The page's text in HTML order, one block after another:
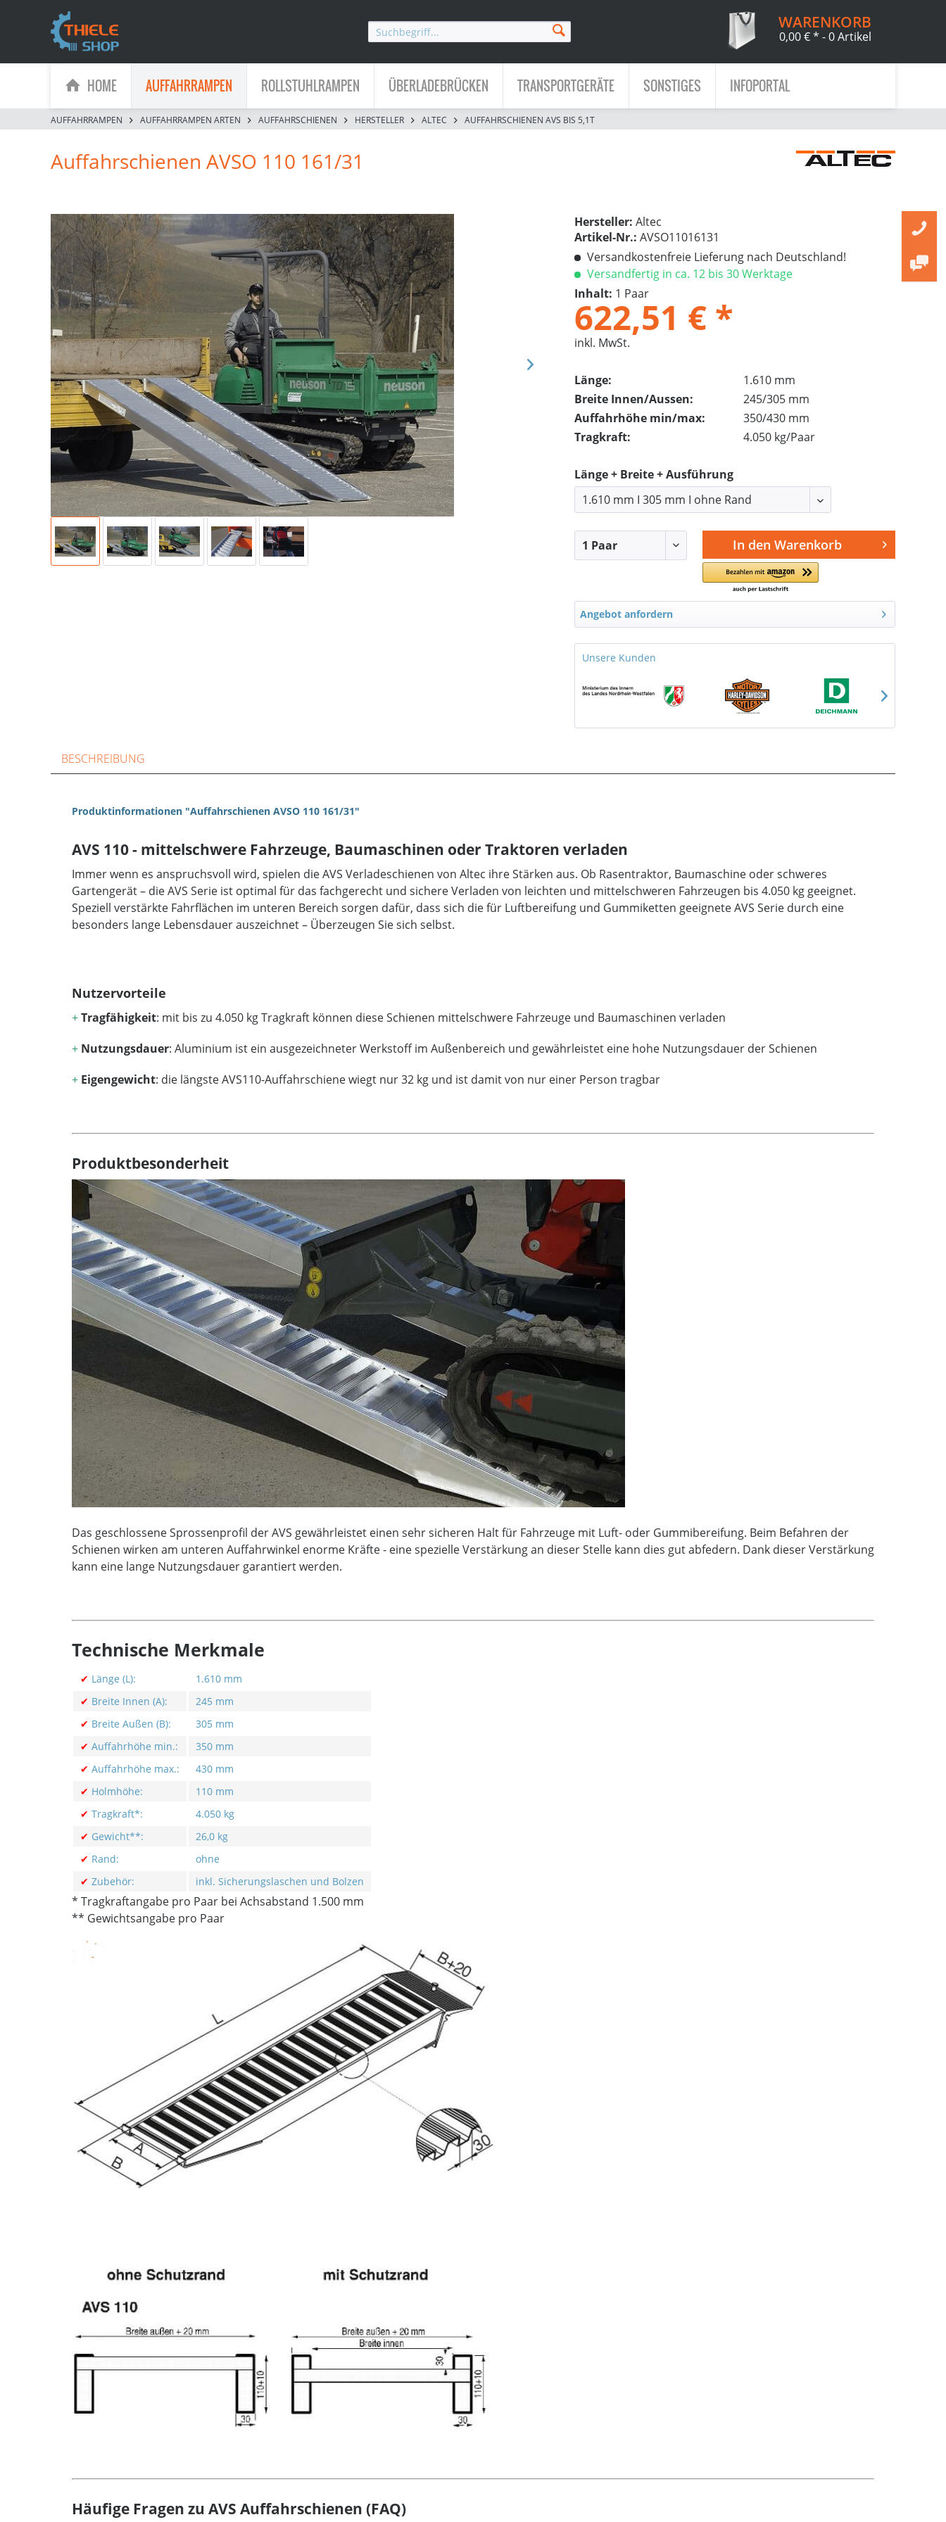
WARENKORB
0,00 € * - 0 Artikel
HOME AUFFAHRRAMPEN ROLLSTUHLRAMPEN ÜBERLADEBRÜCKEN TRANSPORTGERÄTE SONSTIGES INFOPORTAL
AUFFAHRRAMPEN AUFFAHRRAMPEN ARTEN AUFFAHRSCHIENEN HERSTELLER ALTEC AUFFAHRSCHIENEN AVS BIS 5,1T
Auffahrschienen AVSO 110 161/31
Hersteller: Altec
Artikel-Nr.: AVSO11016131
Versandkostenfreie Lieferung nach Deutschland!
Versandfertig in ca. 12 bis 30 Werktage
Inhalt: 1 Paar
622,51 € *
inkl. MwSt.
Länge:
1.610 mm
Breite Innen/Aussen:
245/305 mm
Auffahrhöhe min/max:
350/430 mm
Tragkraft:
4.050 kg/Paar
Länge + Breite + Ausführung
In den Warenkorb
Angebot anfordern
Unsere Kunden
BESCHREIBUNG
Produktinformationen "Auffahrschienen AVSO 110 161/31"
AVS 110 - mittelschwere Fahrzeuge, Baumaschinen oder Traktoren verladen
Immer wenn es anspruchsvoll wird, spielen die AVS Verladeschienen von Altec ihre Stärken aus. Ob Rasentraktor, Baumaschine oder schweres
Gartengerät – die AVS Serie ist optimal für das fachgerecht und sichere Verladen von leichten und mittelschweren Fahrzeugen bis 4.050 kg geeignet.
Speziell verstärkte Fahrflächen im unteren Bereich sorgen dafür, dass sich die für Luftbereifung und Gummiketten geeignete AVS Serie durch eine
besonders lange Lebensdauer auszeichnet – Überzeugen Sie sich selbst.
Nutzervorteile
+Tragfähigkeit: mit bis zu 4.050 kg Tragkraft können diese Schienen mittelschwere Fahrzeuge und Baumaschinen verladen
+ Nutzungsdauer: Aluminium ist ein ausgezeichneter Werkstoff im Außenbereich und gewährleistet eine hohe Nutzungsdauer der Schienen
+ Eigengewicht: die längste AVS110-Auffahrschiene wiegt nur 32 kg und ist damit von nur einer Person tragbar
Produktbesonderheit
Das geschlossene Sprossenprofil der AVS gewährleistet einen sehr sicheren Halt für Fahrzeuge mit Luft- oder Gummibereifung. Beim Befahren der
Schienen wirken am unteren Auffahrwinkel enorme Kräfte - eine spezielle Verstärkung an dieser Stelle kann dies gut abfedern. Dank dieser Verstärkung
kann eine lange Nutzungsdauer garantiert werden.
Technische Merkmale
✔ Länge (L):
1.610 mm
✔ Breite Innen (A):
245 mm
✔ Breite Außen (B):
305 mm
✔ Auffahrhöhe min.:
350 mm
✔ Auffahrhöhe max.:
430 mm
✔ Holmhöhe:
110 mm
✔ Tragkraft*:
4.050 kg
✔ Gewicht**:
26,0 kg
✔ Rand:
ohne
✔ Zubehör: inkl. Sicherungslaschen und Bolzen
* Tragkraftangabe pro Paar bei Achsabstand 1.500 mm
** Gewichtsangabe pro Paar
Häufige Fragen zu AVS Auffahrschienen (FAQ)